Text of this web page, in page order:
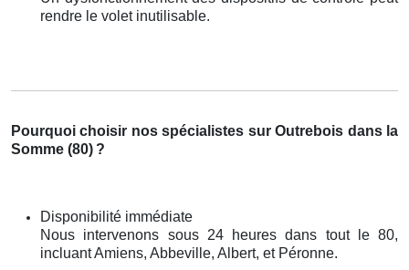
rendre le volet inutilisable.
Pourquoi choisir nos spécialistes sur Outrebois dans la
Somme (80) ?
Disponibilité immédiate
Nous intervenons sous 24 heures dans tout le 80,
incluant Amiens, Abbeville, Albert, et Péronne.